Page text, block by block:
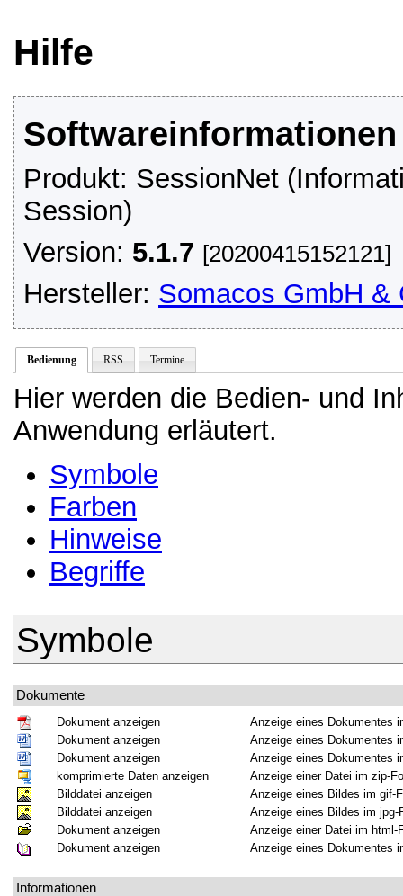
Hilfe
Softwareinformationen
Produkt: SessionNet
Session)
Version: 5.1.7 [20200415152121]
Hersteller: Somacos GmbH &
Bedienung RSS Termine
Hier werden die Bedien- und
Anwendung erläutert.
Symbole
Farben
Hinweise
Begriffe
Symbole
Dokumente
Dokument anzeigen
Anzeige eines Dokumentes
Dokument anzeigen
Anzeige eines Dokumentes
Dokument anzeigen
Anzeige eines Dokumentes
komprimierte Daten anzeigen
Anzeige einer Datei im zip-
Bilddatei anzeigen
Anzeige eines Bildes im gif-
Bilddatei anzeigen
Anzeige eines Bildes im jpg-
Dokument anzeigen
Anzeige einer Datei im html-
Dokument anzeigen
Anzeige eines Dokumentes
Informationen